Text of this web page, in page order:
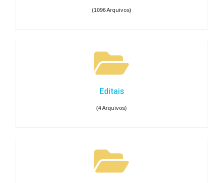
(1096 Arquivos)
Editais
(4 Arquivos)